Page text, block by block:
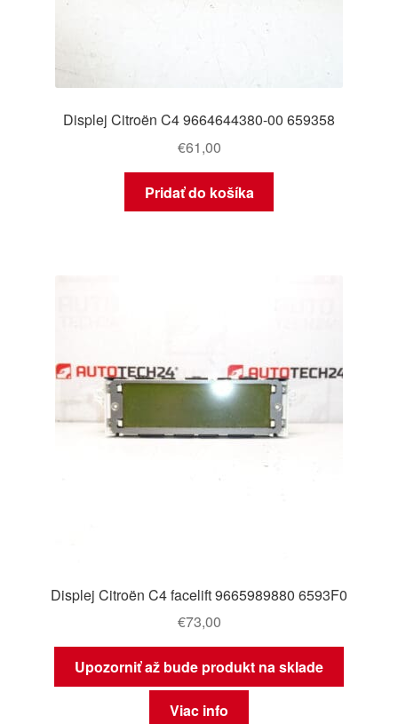
Displej Citroën C4 9664644380-00 659358
€61,00
Pridať do košíka
Displej Citroën C4 facelift 9665989880 6593F0
€73,00
Upozorniť až bude produkt na sklade
Viac info